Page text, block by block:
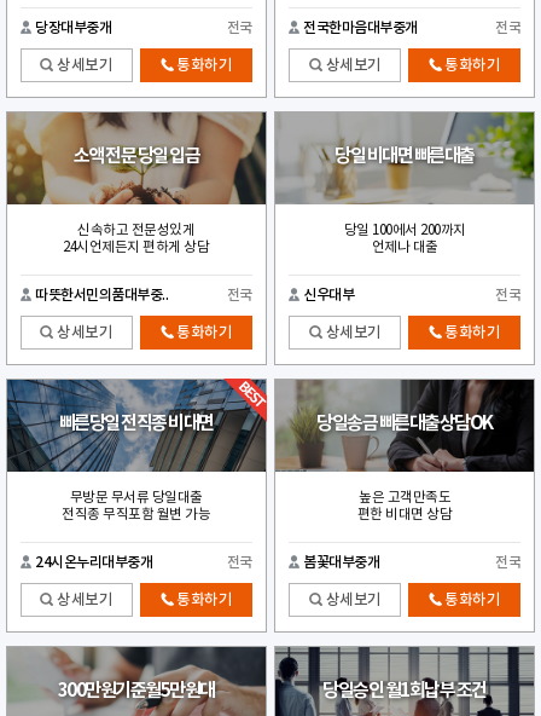
당장대부중개 전국
상세보기 통화하기
전국한마음대부중개 전국
상세보기 통화하기
소액 전문 당일 입금
신속하고 전문성있게
24시언제든지 편하게 상담
따뜻한서민의품대부중.. 전국
상세보기 통화하기
당일 비대면 빠른대출
당일 100에서 200까지
언제나 대출
신우대부 전국
상세보기 통화하기
빠른당일 전직종 비대면
무방문 무서류 당일대출
전직종 무직포함 월변 가능
24시온누리대부중개 전국
상세보기 통화하기
당일송금 빠른대출상담OK
높은 고객만족도
편한 비대면 상담
봄꽃대부중개 전국
상세보기 통화하기
300만원기준월5만원대 당일승인 월1회납부 조건